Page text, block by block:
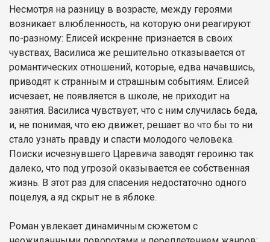
Несмотря на разницу в возрасте, между героями
возникает влюбленность, на которую они реагируют
по-разному: Елисей искренне признается в своих
чувствах, Василиса же решительно отказывается от
романтических отношений, которые, едва начавшись,
приводят к странным и страшным событиям. Елисей
исчезает, не появляется в школе, не приходит на
занятия. Василиса чувствует, что с ним случилась беда,
и, не понимая, что ею движет, решает во что бы то ни
стало узнать правду и спасти молодого человека.
Поиски исчезнувшего Царевича заводят героиню так
далеко, что под угрозой оказывается ее собственная
жизнь. В этот раз для спасения недостаточно одного
поцелуя, а яд скрыт не в яблоке.
Роман увлекает динамичным сюжетом с